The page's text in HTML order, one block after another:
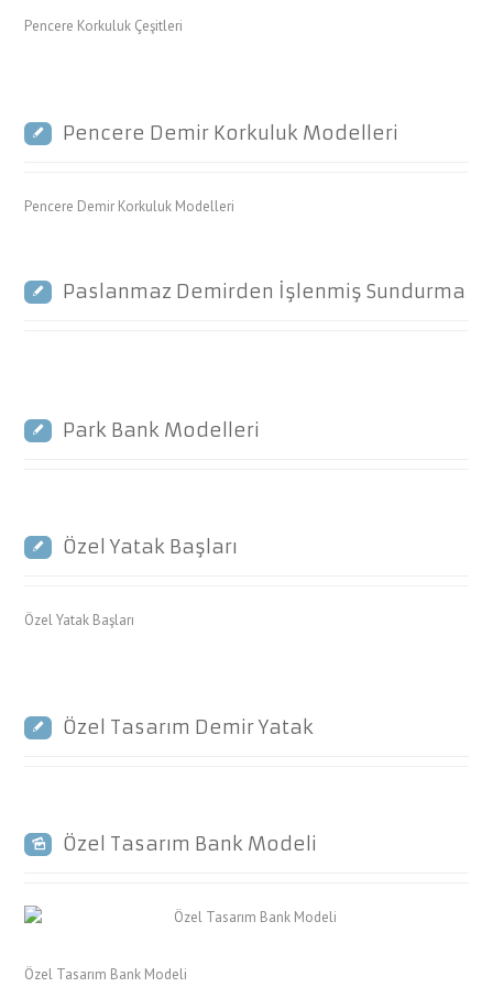
Pencere Korkuluk Çeşitleri
Pencere Demir Korkuluk Modelleri
Pencere Demir Korkuluk Modelleri
Paslanmaz Demirden İşlenmiş Sundurma
Park Bank Modelleri
Özel Yatak Başları
Özel Yatak Başları
Özel Tasarım Demir Yatak
Özel Tasarım Bank Modeli
Özel Tasarım Bank Modeli